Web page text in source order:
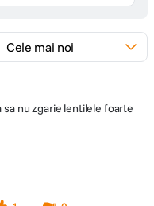
nu zgarie lentilele foarte